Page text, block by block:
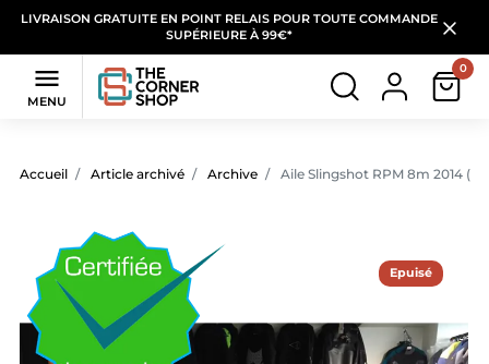
LIVRAISON GRATUITE EN POINT RELAIS POUR TOUTE COMMANDE
SUPÉRIEURE À 99€*

MENU
0
Accueil Article archivé Archive Aile Slingshot RPM 8m 2014
Epuisé